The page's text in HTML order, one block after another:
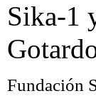
Sika-1
Fundación